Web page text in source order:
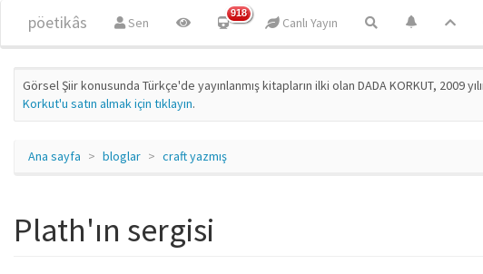
pöetikâs Sen
918
Canlı Yayın
Görsel Şiir konusunda Türkçe'de yayınlanmış kitapların ilki olan DADA KORKUT,
Korkut'u satın almak için tıklayın.
Ana sayfa bloglar craft yazmış
Plath'ın sergisi